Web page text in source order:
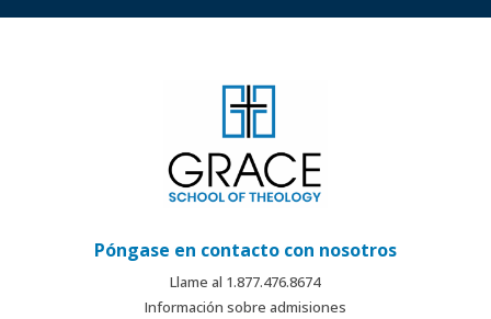
Póngase en contacto con nosotros
Llame al 1.877.476.8674
Información sobre admisiones